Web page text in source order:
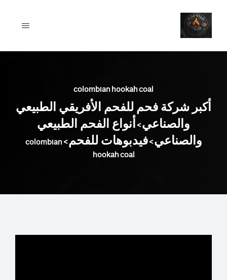
content
colombian hookah coal
أكبر شركة فحم للفحم الأفريقي الطبيعي
والصناعي>أنواع الفحم الطبيعي
والصناعي>فيدبوهات للفحم>
colombian
hookah coal